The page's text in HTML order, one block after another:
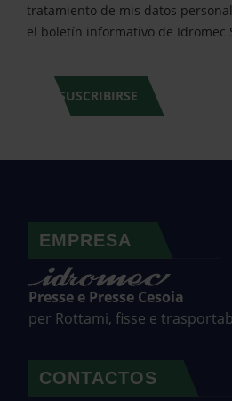
tratamiento de mis datos
el boletín informativo de Idromec
SUSCRIBIRSE
EMPRESA
Presse e Presse Cesoia
per Rottami, fisse e
CONTACTOS